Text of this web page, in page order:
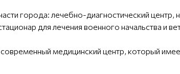
города: лечебно-диагностический центр,
для лечения военного начальства и
современный медицинский центр, который